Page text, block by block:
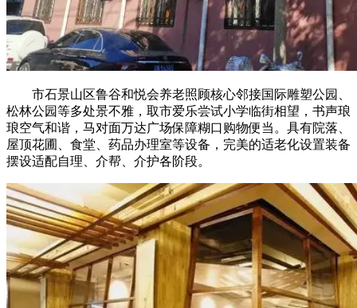
市石景山区鲁谷和悦会养老照顾核心邻接国际雕塑公园、
松林公园等多处景不雅，取市爱乐尝试小学临街相望，书声琅
琅空气和谐，马对面万达广场保障糊口购物便当。具有院落、
屋顶花圃、食堂、药品办理室等设备，完美的适老化设置装备
摆设适配自理、介帮、介护各阶段。